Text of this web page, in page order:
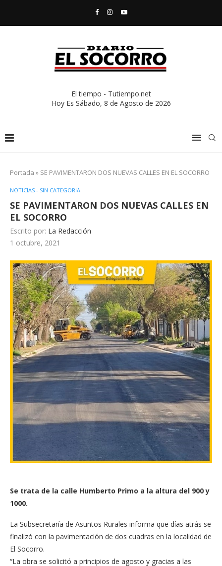
El tiempo - Tutiempo.net
Hoy Es Sábado, 8 de Agosto de 2026
Portada » SE PAVIMENTARON DOS NUEVAS CALLES EN EL SOCORRO
NOTICIAS - SIN CATEGORIA
SE PAVIMENTARON DOS NUEVAS CALLES EN
EL SOCORRO
Escrito por: La Redacción
1 octubre, 2021
Se trata de la calle Humberto Primo a la altura del 900 y
1000.
La Subsecretaría de Asuntos Rurales informa que días atrás se
finalizó con la pavimentación de dos cuadras en la localidad de
El Socorro.
“La obra se solicitó a principios de agosto y gracias a las